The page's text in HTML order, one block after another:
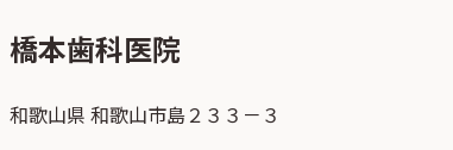
橋本歯科医院
和歌山県 和歌山市島２３３－３